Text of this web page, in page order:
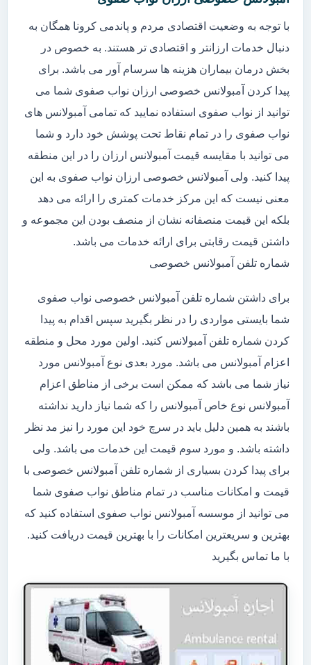
با توجه به وضعیت اقتصادی مردم و پاندمی کرونا همگان به
دنبال خدمات ارزانتر و اقتصادی تر هستند. به خصوص در
بخش درمان بیماران هزینه ها سرسام آور می باشد. برای
پیدا کردن آمبولانس خصوصی ارزان نواب صفوی شما می
توانید از نواب صفوی استفاده نمایید که تمامی آمبولانس های
نواب صفوی را در تمام نقاط تحت پوشش خود دارد و شما
می توانید با مقایسه قیمت آمبولانس ارزان را در این منطقه
پیدا کنید. ولی آمبولانس خصوصی ارزان نواب صفوی به این
معنی نیست که این مرکز خدمات کمتری را ارائه می دهد
بلکه این قیمت منصفانه نشان از منصف بودن این مجموعه و
داشتن قیمت رقابتی برای ارائه خدمات می باشد.
شماره تلفن آمبولانس خصوصی
برای داشتن شماره تلفن آمبولانس خصوصی نواب صفوی
شما بایستی مواردی را در نظر بگیرید سپس اقدام به پیدا
کردن شماره تلفن آمبولانس کنید. اولین مورد محل و منطقه
اعزام آمبولانس می باشد. مورد بعدی نوع آمبولانس مورد
نیاز شما می باشد که ممکن است برخی از مناطق اعزام
آمبولانس نوع خاص آمبولانس را که شما نیاز دارید نداشته
باشند به همین دلیل باید در سرچ خود این مورد را نیز مد نظر
داشته باشد. و مورد سوم قیمت این خدمات می باشد. ولی
برای پیدا کردن بسیاری از شماره تلفن آمبولانس خصوصی با
قیمت و امکانات مناسب در تمام مناطق نواب صفوی شما
می توانید از موسسه آمبولانس نواب صفوی استفاده کنید که
بهترین و سریعترین امکانات را با بهترین قیمت دریافت کنید.
با ما تماس بگیرید